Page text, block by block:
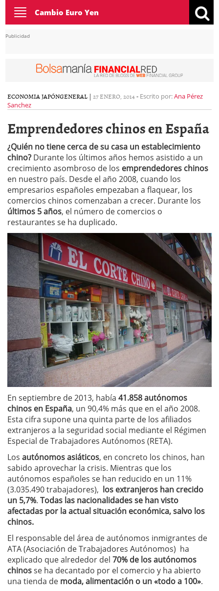
Toggle
navigation
Cambio Euro Yen
Publicidad
ECONOMIA JAPÓNGENERAL | 27 ENERO, 2014- Escrito por:Ana Pérez
Sanchez
Emprendedores chinos en España
¿Quién no tiene cerca de su casa un establecimiento
chino? Durante los últimos años hemos asistido a un
crecimiento asombroso de los emprendedores chinos
en nuestro país. Desde el año 2008, cuando los
empresarios españoles empezaban a flaquear, los
comercios chinos comenzaban a crecer. Durante los
últimos 5 años, el número de comercios o
restaurantes se ha duplicado.
En septiembre de 2013, había 41.858 autónomos
chinos en España, un 90,4% más que en el año 2008.
Esta cifra supone una quinta parte de los afiliados
extranjeros a la seguridad social mediante el Régimen
Especial de Trabajadores Autónomos (RETA).
Los autónomos asiáticos, en concreto los chinos, han
sabido aprovechar la crisis. Mientras que los
autónomos españoles se han reducido en un 11%
(3.035.490 trabajadores), los extranjeros han crecido
un 5,7%. Todas las nacionalidades se han visto
afectadas por la actual situación económica, salvo los
chinos.
El responsable del área de autónomos inmigrantes de
ATA (Asociación de Trabajadores Autónomos) ha
explicado que alrededor del 70% de los autónomos
chinosse ha decantado por el comercio y ha abierto
una tienda de moda, alimentación o un «todo a 100».